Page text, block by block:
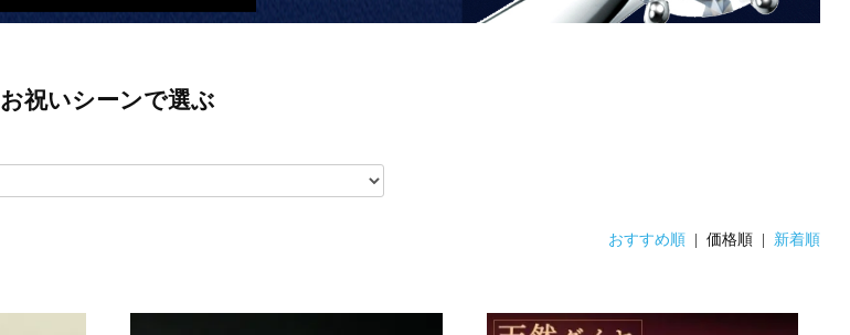
お祝いシーンで選ぶ
おすすめ順 | 価格順 | 新着順